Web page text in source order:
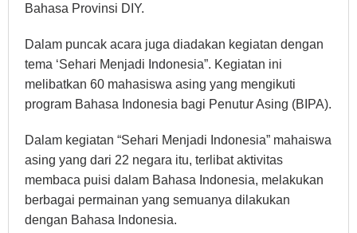
Bahasa Provinsi DIY.
Dalam puncak acara juga diadakan kegiatan dengan
tema ‘Sehari Menjadi Indonesia”. Kegiatan ini
melibatkan 60 mahasiswa asing yang mengikuti
program Bahasa Indonesia bagi Penutur Asing (BIPA).
Dalam kegiatan “Sehari Menjadi Indonesia” mahaiswa
asing yang dari 22 negara itu, terlibat aktivitas
membaca puisi dalam Bahasa Indonesia, melakukan
berbagai permainan yang semuanya dilakukan
dengan Bahasa Indonesia.